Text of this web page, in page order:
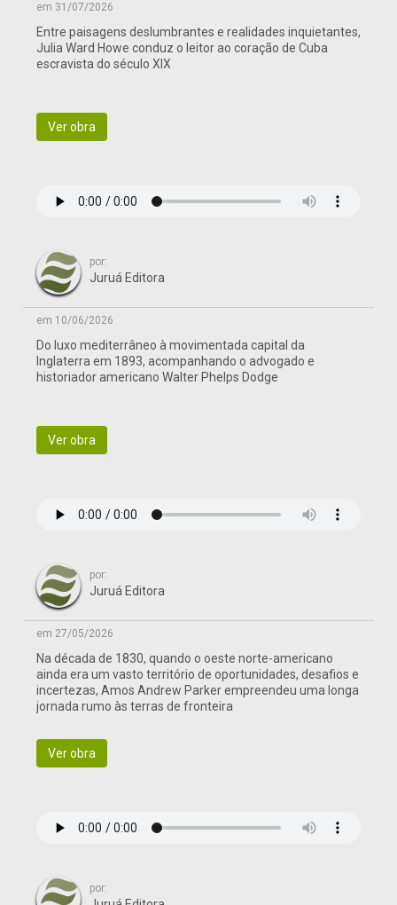
em 31/07/2026
Entre paisagens deslumbrantes e realidades inquietantes,
Julia Ward Howe conduz o leitor ao coração de Cuba
escravista do século XIX
Ver obra
por:
Juruá Editora
em 10/06/2026
Do luxo mediterrâneo à movimentada capital da
Inglaterra em 1893, acompanhando o advogado e
historiador americano Walter Phelps Dodge
Ver obra
por:
Juruá Editora
em 27/05/2026
Na década de 1830, quando o oeste norte-americano
ainda era um vasto território de oportunidades, desafios e
incertezas, Amos Andrew Parker empreendeu uma longa
jornada rumo às terras de fronteira
Ver obra
por: